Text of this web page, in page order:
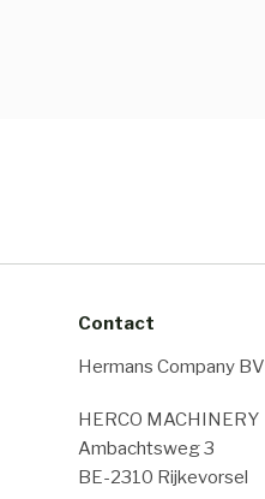
Contact
Hermans Company BV
HERCO MACHINERY
Ambachtsweg 3
BE-2310 Rijkevorsel